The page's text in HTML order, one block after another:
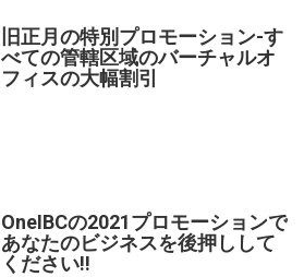
旧正月の特別プロモーション-す
べての管轄区域のバーチャルオ
フィスの大幅割引
OneIBCの2021プロモーションで
あなたのビジネスを後押しして
ください!!